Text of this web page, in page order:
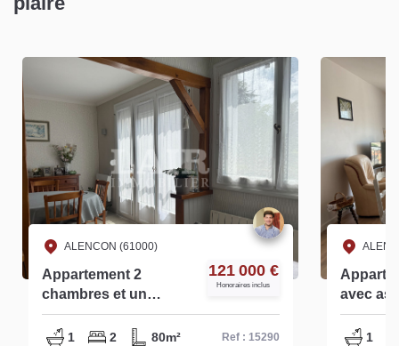
ALENCON (61000)
Appartement 2
chambres et un
garage faibles
charges de
121 000 €
Honoraires inclus
1 2 80m² Ref : 15290
avec
Alençon
1